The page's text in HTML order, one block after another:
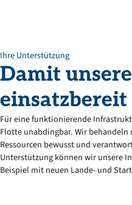
Ihre Unterstützung
Damit unsere
einsatzbereit
Für eine funktionierende
Flotte unabdingbar. Wir behandeln
Ressourcen bewusst und
Unterstützung können wir unsere
Beispiel mit neuen Lande- und